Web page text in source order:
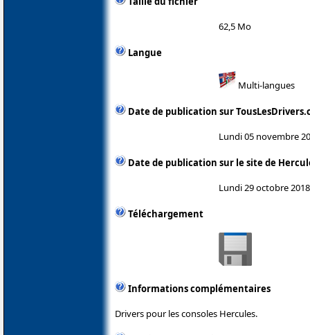
62,5 Mo
Langue
Multi-langues
Date de publication sur
Lundi 05 novembre
Date de publication sur le site de
Lundi 29 octobre 2018
Téléchargement
Informations complémentaires
Drivers pour les consoles Hercules.